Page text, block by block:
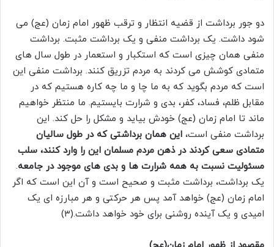
دو جور برداشت از قضیه انتظار و ترقب ظهور امام زمان (عج) می
شود داشت. یک برداشت منفی و یک برداشت مثبت. برداشت
منفی همان چیزی است که استکبار و استعمار در طول سال های
متمادی کوشش می کردند به مردم تزریق کنند. برداشت منفی این
است که مردم بگوید که به ما چا و ما چه کاره هستیم که در
مقابل ظلم، فساد، کفر، بدی و شرارت بایستیم. ما منتظر خواهیم
ماند تا امام زمان (عج) خودش بیاید و مشکل را حل کند. این
برداشت منفی است، این همان برداشتی که در طول سالیان
متمادی سعی کردند در ذهن مردم مسلمان این را وارد کنند، سلب
مسئولیت نسبت به همه شرارت ها و بدی های موجود در جامعه.
یک برداشت، برداشت مثبت و صحیح است و آن این است که اگر
امام زمان (عج) خواهد آمد پس هر حرکتی و هر مبارزه ای یک
امیدی و یک آینده روشنی برای خود خواهد داشت.(۳)